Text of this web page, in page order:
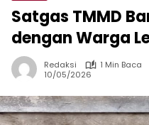
Satgas TMMD
dengan Warga
Redaksi
1 Min Baca
10/05/2026